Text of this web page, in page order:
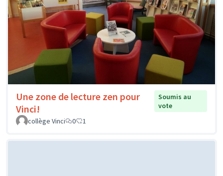
Une zone de lecture zen pour
Vinci!
Soumis au
vote
collège Vinci
0 1